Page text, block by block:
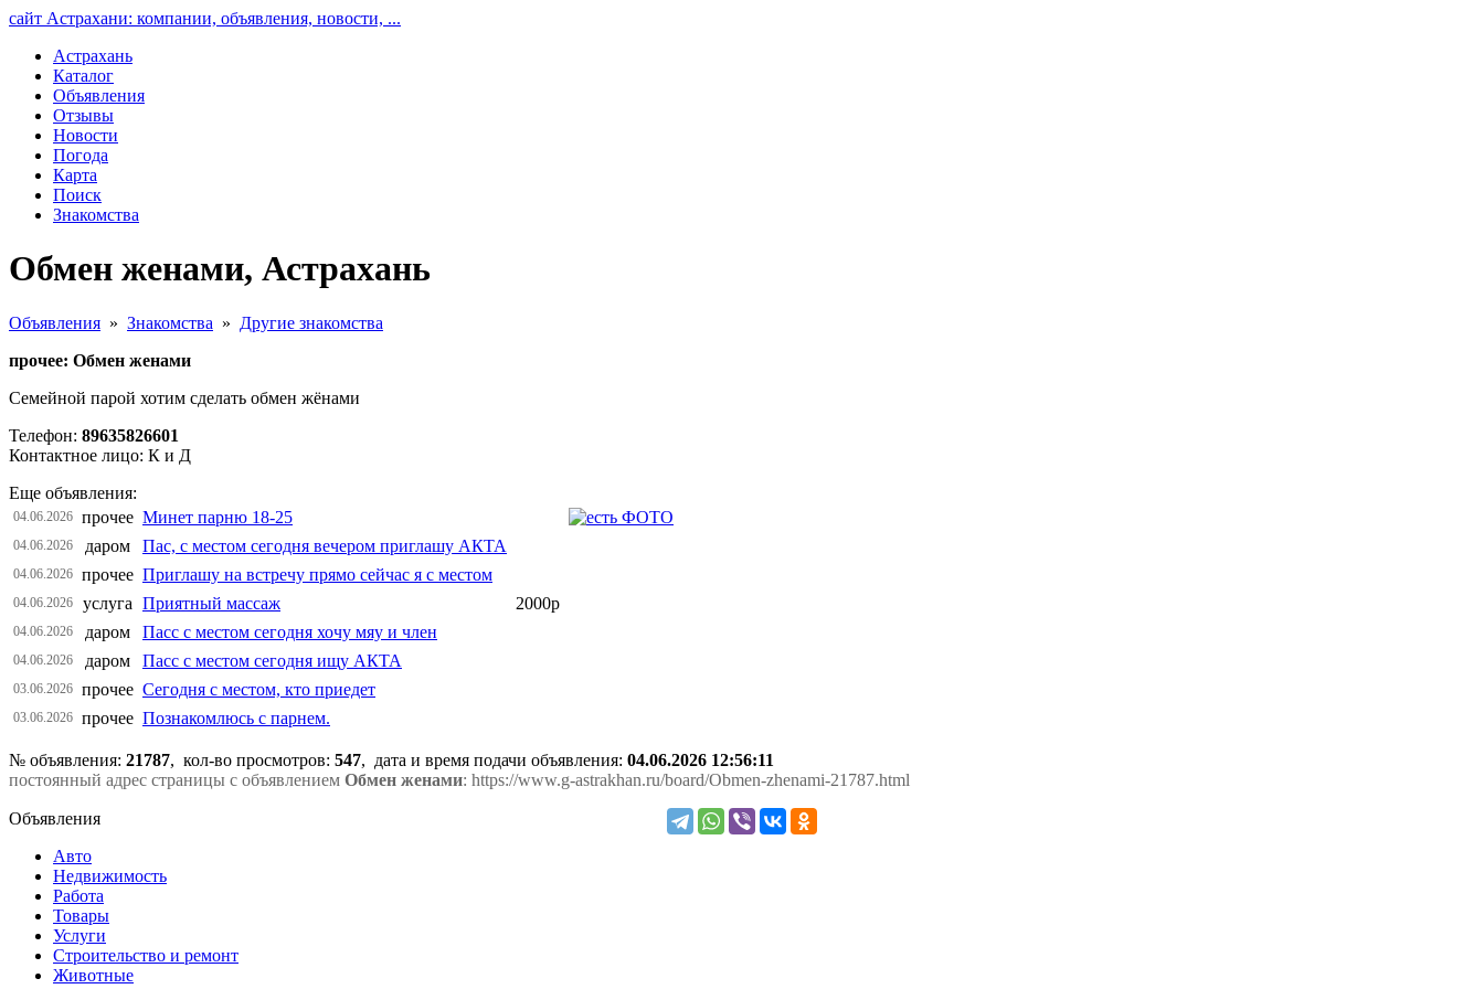
сайт Астрахани: компании, объявления, новости, ...
Астрахань
Каталог
Объявления
Отзывы
Новости
Погода
Карта
Поиск
Знакомства
Обмен женами, Астрахань
Объявления » Знакомства » Другие знакомства
прочее: Обмен женами
Семейной парой хотим сделать обмен жёнами
Телефон: 89635826601
Контактное лицо: К и Д
Еще объявления:
04.06.2026 прочее Минет парню 18-25
04.06.2026 даром Пас, с местом сегодня вечером приглашу АКТА
04.06.2026 прочее Приглашу на встречу прямо сейчас я с местом
04.06.2026 услуга Приятный массаж 2000р
04.06.2026 даром Пасс с местом сегодня хочу мяу и член
04.06.2026 даром Пасс с местом сегодня ищу АКТА
03.06.2026 прочее Сегодня с местом, кто приедет
03.06.2026 прочее Познакомлюсь с парнем.
№ объявления: 21787, кол-во просмотров: 547, дата и время подачи объявления: 04.06.2026 12:56:11
постоянный адрес страницы с объявлением Обмен женами: https://www.g-astrakhan.ru/board/Obmen-zhenami-21787.html
Объявления
Авто
Недвижимость
Работа
Товары
Услуги
Строительство и ремонт
Животные